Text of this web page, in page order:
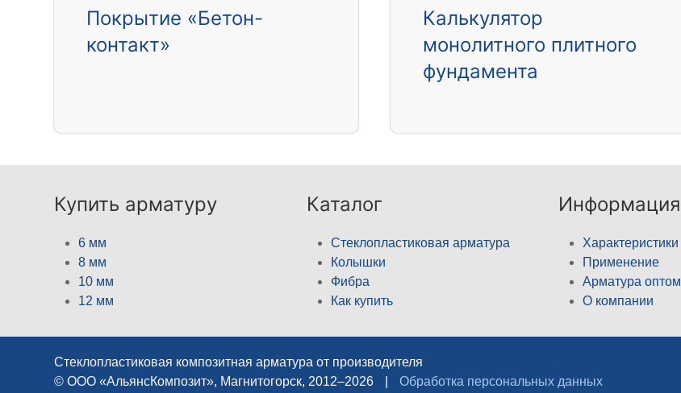
Покрытие «Бетон-
контакт»
Калькулятор
монолитного плитного
фундамента
Купить арматуру
6 мм
8 мм
10 мм
12 мм
Каталог
Стеклопластиковая арматура
Колышки
Фибра
Как купить
Информация
Характеристики
Применение
Арматура оптом
О компании
Стеклопластиковая композитная арматура от производителя
© ООО «АльянсКомпозит», Магнитогорск, 2012–2026
Обработка персональных данных